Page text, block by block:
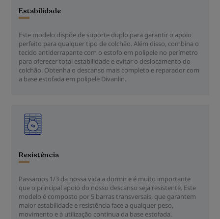
Estabilidade
Este modelo dispõe de suporte duplo para garantir o apoio
perfeito para qualquer tipo de colchão. Além disso, combina o
tecido antiderrapante com o estofo em polipele no perímetro
para oferecer total estabilidade e evitar o deslocamento do
colchão. Obtenha o descanso mais completo e reparador com
a base estofada em polipele Divanlin.
Resistência
Passamos 1/3 da nossa vida a dormir e é muito importante
que o principal apoio do nosso descanso seja resistente. Este
modelo é composto por 5 barras transversais, que garantem
maior estabilidade e resistência face a qualquer peso,
movimento e à utilização contínua da base estofada.